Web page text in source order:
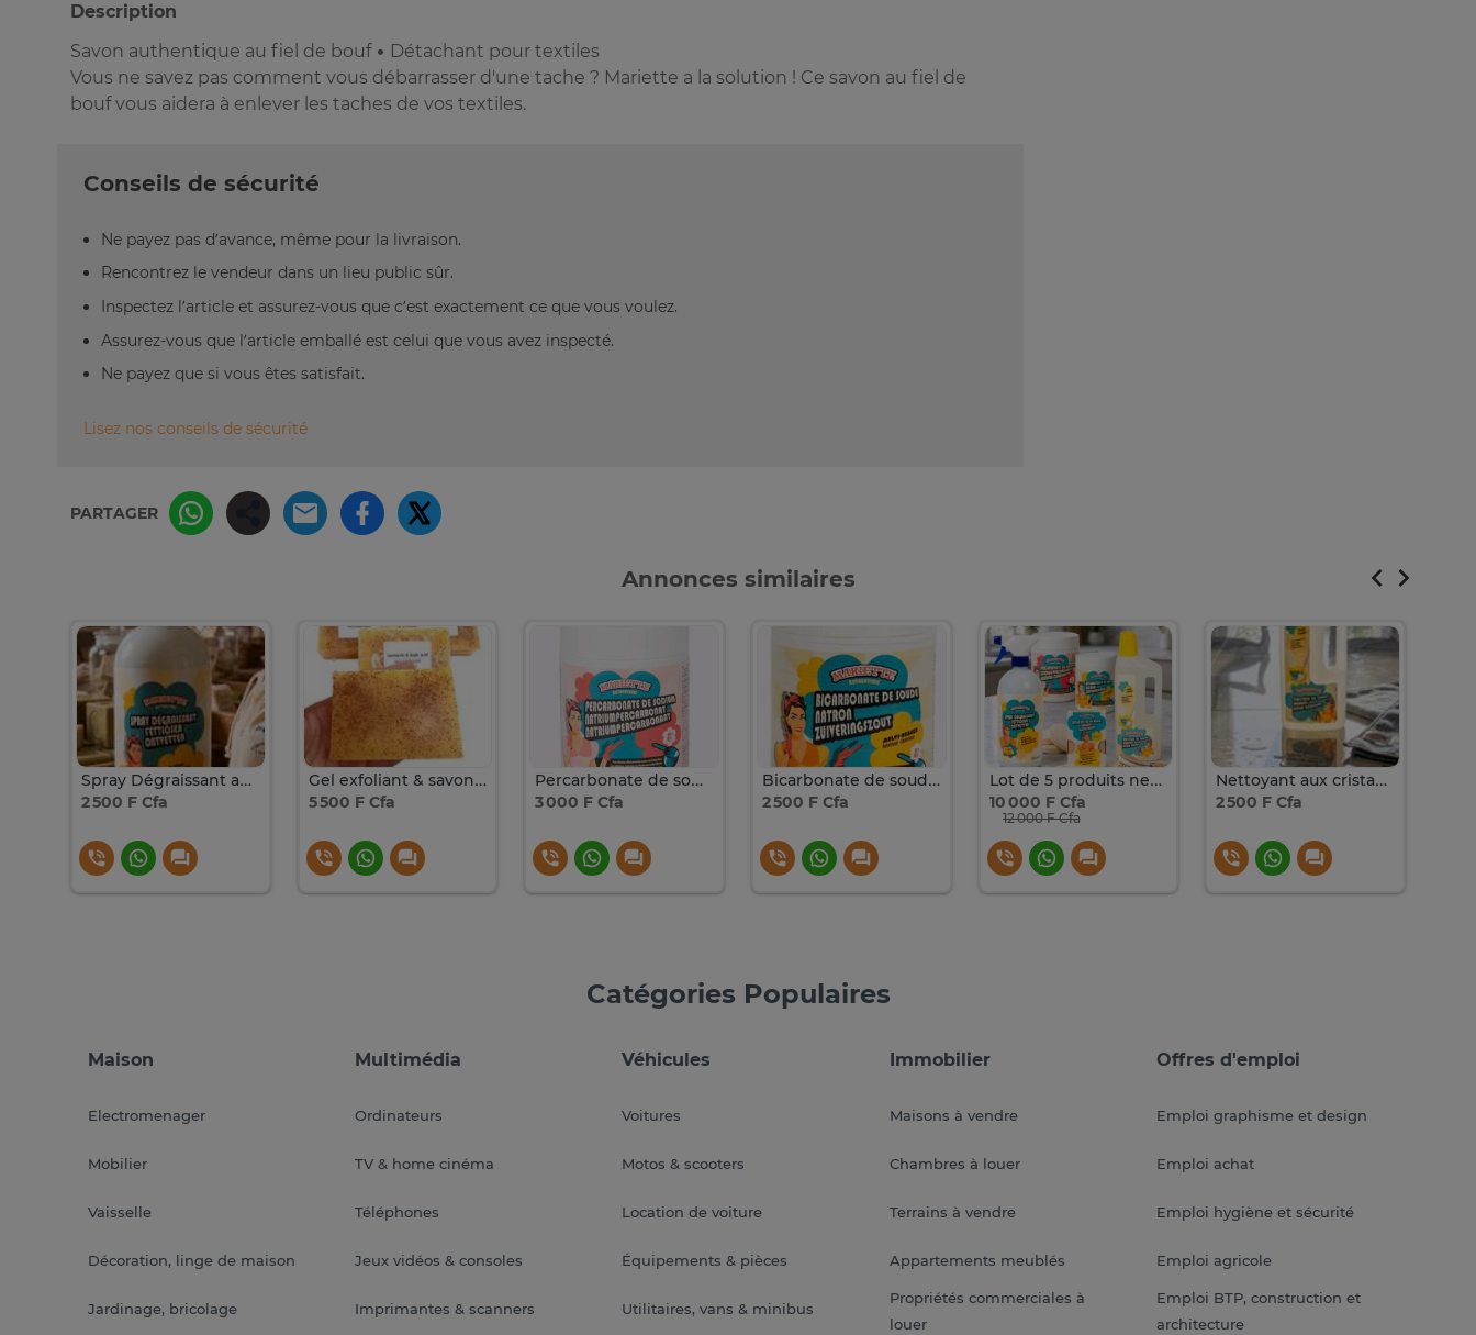
Description
Savon authentique au fiel de bouf • Détachant pour textiles
Vous ne savez pas comment vous débarrasser d'une tache ? Mariette a la solution ! Ce savon au fiel de
bouf vous aidera à enlever les taches de vos textiles.
Conseils de sécurité
Ne payez pas d’avance, même pour la livraison.
Rencontrez le vendeur dans un lieu public sûr.
Inspectez l’article et assurez-vous que c’est exactement ce que vous voulez.
Assurez-vous que l’article emballé est celui que vous avez inspecté.
Ne payez que si vous êtes satisfait.
Lisez nos conseils de sécurité
PARTAGER
Annonces similaires
Spray Dégraissant au Savon de Marseille MARIETTE - 750ml
2 500 F Cfa
Gel exfoliant & savon au curcuma
5 500 F Cfa
Percarbonate de sodium Mariette 500g
3 000 F Cfa
Bicarbonate de soude de nettoyage Mariette 500g
2 500 F Cfa
Lot de 5 produits nettoyant maison Mariette
10 000 F Cfa
12 000 F Cfa
Nettoyant aux cristaux de soude Mariette 1 litre
2 500 F Cfa
Catégories Populaires
Maison
Electromenager
Mobilier
Vaisselle
Décoration, linge de maison
Jardinage, bricolage
Multimédia
Ordinateurs
TV & home cinéma
Téléphones
Jeux vidéos & consoles
Imprimantes & scanners
Véhicules
Voitures
Motos & scooters
Location de voiture
Équipements & pièces
Utilitaires, vans & minibus
Immobilier
Maisons à vendre
Chambres à louer
Terrains à vendre
Appartements meublés
Propriétés commerciales à
louer
Offres d'emploi
Emploi graphisme et design
Emploi achat
Emploi hygiène et sécurité
Emploi agricole
Emploi BTP, construction et
architecture